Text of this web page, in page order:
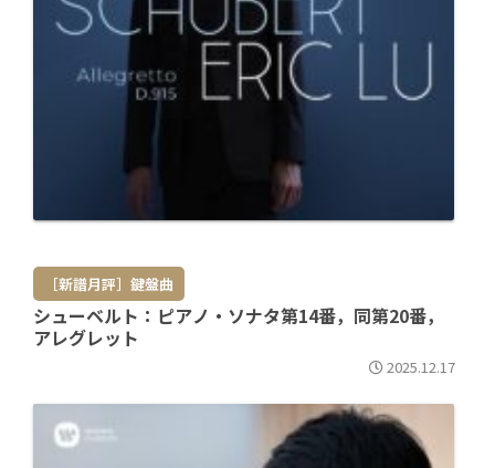
［新譜月評］鍵盤曲
シューベルト：ピアノ・ソナタ第14番，同第20番，
アレグレット
2025.12.17